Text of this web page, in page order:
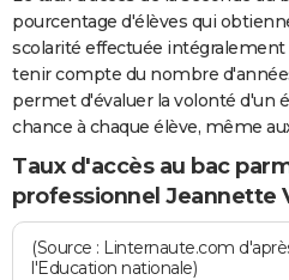
pourcentage d'élèves qui
scolarité effectuée intégralement
tenir compte du nombre
permet d'évaluer la volonté d'un
chance à chaque élève, même
Taux d'accès au bac
professionnel Jeannette
(Source : Linternaute.com
l'Education nationale)